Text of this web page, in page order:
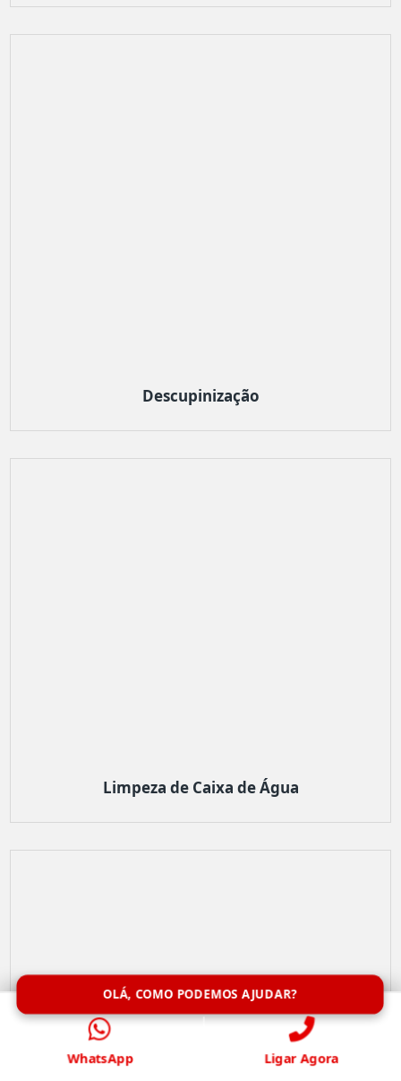
Descupinização
Limpeza de Caixa de Água
OLÁ, COMO PODEMOS AJUDAR?
WhatsApp Ligar Agora